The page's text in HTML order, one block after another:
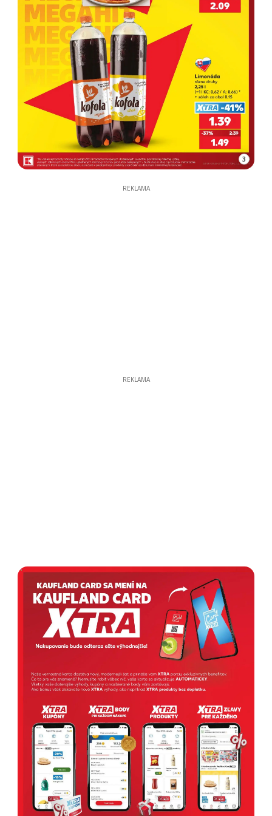
3
REKLAMA
REKLAMA